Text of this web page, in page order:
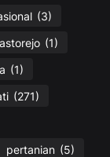
(3)
(1)
(1)
(271)
pertanian (5)